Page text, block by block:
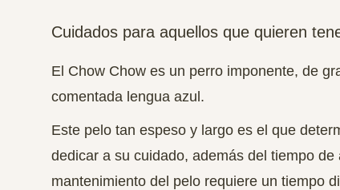
Cuidados para aquellos que quieren
El Chow Chow es un perro imponente, de
comentada lengua azul.
Este pelo tan espeso y largo es el que
dedicar a su cuidado, además del tiempo
mantenimiento del pelo requiere un tiempo